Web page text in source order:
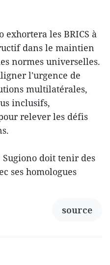
exhortera les BRICS à
dans le maintien
normes universelles.
l'urgence de
multilatérales,
inclusifs,
relever les défis
doit tenir des
ses homologues
source